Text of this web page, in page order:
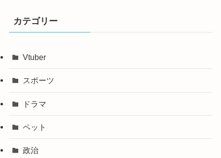
カテゴリー
Vtuber
スポーツ
ドラマ
ペット
政治